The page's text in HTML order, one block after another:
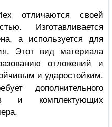
отличаются своей
Изготавливается
а используется для
Этот вид материала
отложений и
и ударостойким.
дополнительного
и комплектующих